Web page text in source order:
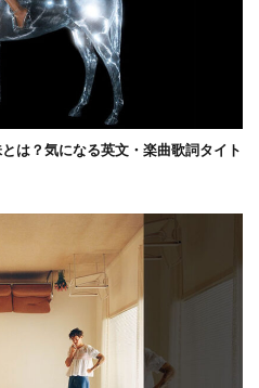
は？気になる英文・楽曲歌詞タイト